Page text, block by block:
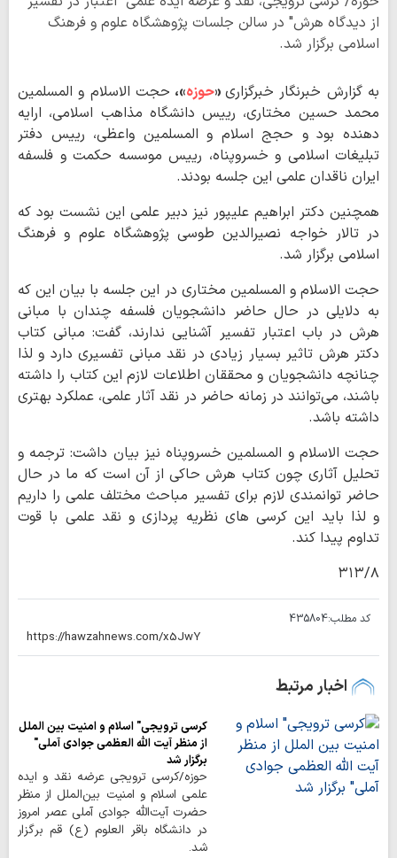
از دیدگاه هرش" در سالن جلسات پژوهشگاه علوم و فرهنگ
اسلامی برگزار شد.
به گزارش خبرنگار خبرگزاری «حوزه»، حجت الاسلام و المسلمین
محمد حسین مختاری، رییس دانشگاه مذاهب اسلامی، ارایه
دهنده بود و حجج اسلام و المسلمین واعظی، رییس دفتر
تبلیغات اسلامی و خسروپناه، رییس موسسه حکمت و فلسفه
ایران ناقدان علمی این جلسه بودند.
همچنین دکتر ابراهیم علیپور نیز دبیر علمی این نشست بود که
در تالار خواجه نصیرالدین طوسی پژوهشگاه علوم و فرهنگ
اسلامی برگزار شد.
حجت الاسلام و المسلمین مختاری در این جلسه با بیان این که
به دلایلی در حال حاضر دانشجویان فلسفه چندان با مبانی
هرش در باب اعتبار تفسیر آشنایی ندارند، گفت: مبانی کتاب
دکتر هرش تاثیر بسیار زیادی در نقد مبانی تفسیری دارد و لذا
چنانچه دانشجویان و محققان اطلاعات لازم این کتاب را داشته
باشند، می‌توانند در زمانه حاضر در نقد آثار علمی، عملکرد بهتری
داشته باشد.
حجت الاسلام و المسلمین خسروپناه نیز بیان داشت: ترجمه و
تحلیل آثاری چون کتاب هرش حاکی از آن است که ما در حال
حاضر توانمندی لازم برای تفسیر مباحث مختلف علمی را داریم
و لذا باید این کرسی های نظریه پردازی و نقد علمی با قوت
تداوم پیدا کند.
۳۱۳/۸
کد مطلب:435804
اخبار مرتبط
کرسی ترویجی" اسلام و امنیت بین الملل
از منظر آیت الله العظمی جوادی آملی"
برگزار شد
حوزه/کرسی ترویجی عرضه نقد و ایده
علمی اسلام و امنیت بین‌الملل از منظر
حضرت آیت‌الله جوادی آملی عصر امروز
در دانشگاه باقر العلوم (ع) قم برگزار
شد.